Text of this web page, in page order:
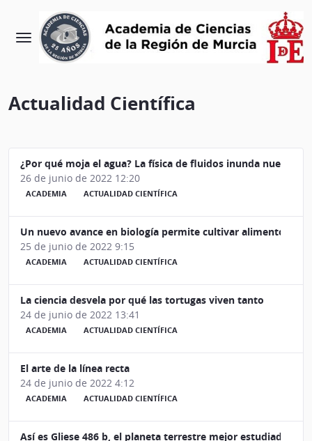
Actualidad Científica
¿Por qué moja el agua? La física de fluidos inunda nuestras
26 de junio de 2022 12:20
ACADEMIA ACTUALIDAD CIENTÍFICA
Un nuevo avance en biología permite cultivar alimentos sin
25 de junio de 2022 9:15
ACADEMIA ACTUALIDAD CIENTÍFICA
La ciencia desvela por qué las tortugas viven tanto
24 de junio de 2022 13:41
ACADEMIA ACTUALIDAD CIENTÍFICA
El arte de la línea recta
24 de junio de 2022 4:12
ACADEMIA ACTUALIDAD CIENTÍFICA
Así es Gliese 486 b, el planeta terrestre mejor estudiado